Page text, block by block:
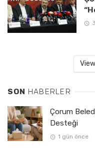
SON HABERLER
Çorum
Desteği
1 gün önce